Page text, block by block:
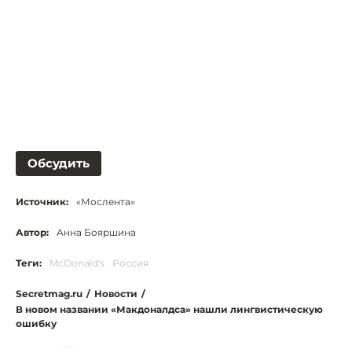
Обсудить
Источник: «Мослента»
Автор: Анна Бояршина
Теги: McDonald's Россия
Secretmag.ru / Новости /
В новом названии «Макдоналдса» нашли лингвистическую
ошибку